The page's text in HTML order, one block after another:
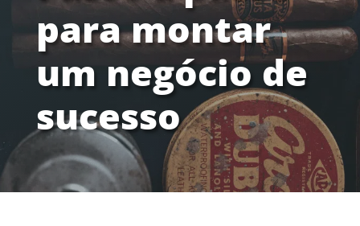
para montar
um negócio de
sucesso